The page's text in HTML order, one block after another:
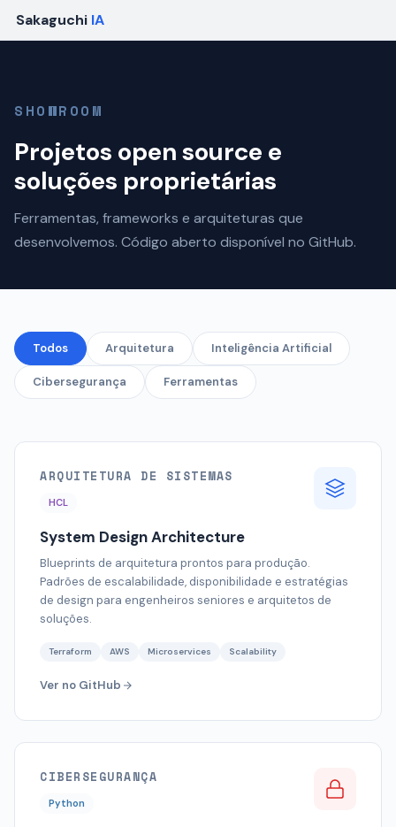
Sakaguchi IA
SHOWROOM
Projetos open source e
soluções proprietárias
Ferramentas, frameworks e arquiteturas que
desenvolvemos. Código aberto disponível no GitHub.
Todos Arquitetura Inteligência Artificial
Cibersegurança Ferramentas
ARQUITETURA DE SISTEMAS
HCL
System Design Architecture
Blueprints de arquitetura prontos para produção.
Padrões de escalabilidade, disponibilidade e estratégias
de design para engenheiros seniores e arquitetos de
soluções.
Terraform AWS Microservices Scalability
Ver no GitHub
CIBERSEGURANÇA
Python